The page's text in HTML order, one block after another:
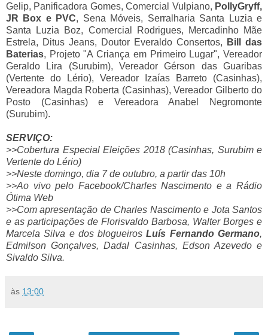
Gelip, Panificadora Gomes, Comercial Vulpiano, PollyGryff,
JR Box e PVC, Sena Móveis, Serralharia Santa Luzia e
Santa Luzia Boz, Comercial Rodrigues, Mercadinho Mãe
Estrela, Ditus Jeans, Doutor Everaldo Consertos,
Bill das
Baterias, Projeto "A Criança em Primeiro Lugar", Vereador
Geraldo Lira (Surubim), Vereador Gérson das Guaribas
(Vertente do Lério), Vereador Izaías Barreto (Casinhas),
Vereadora Magda Roberta (Casinhas), Vereador Gilberto do
Posto (Casinhas) e Vereadora Anabel Negromonte
(Surubim).
SERVIÇO:
>>Cobertura Especial Eleições 2018 (Casinhas, Surubim e
Vertente do Lério)
>>Neste domingo, dia 7 de outubro, a partir das 10h
>>Ao vivo pelo Facebook/Charles Nascimento e a Rádio
Ótima Web
>>Com apresentação de Charles Nascimento e Jota Santos
e as participações de Florisvaldo Barbosa, Walter Borges e
Marcela Silva e dos blogueiros Luís Fernando Germano,
Edmilson Gonçalves, Dadal Casinhas, Edson Azevedo e
Sivaldo Silva.
às 13:00